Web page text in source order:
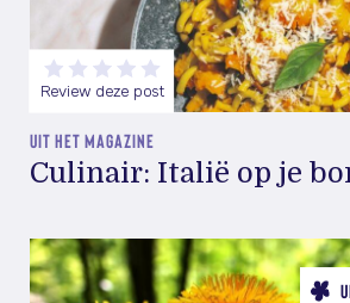
Review deze post
UIT HET MAGAZINE
Culinair: Italië op je